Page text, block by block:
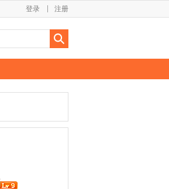
注册
登录